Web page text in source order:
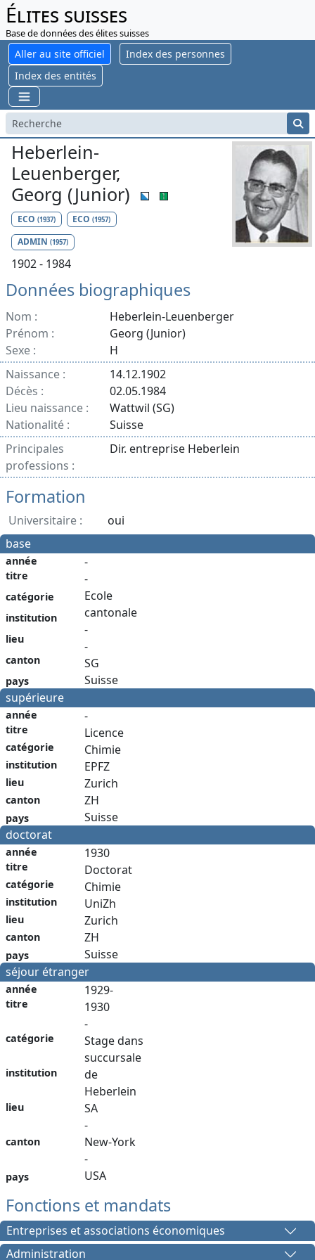
Élites suisses
Base de données des élites suisses
Aller au site officiel
Index des personnes
Index des entités
Heberlein-
Leuenberger,
Georg (Junior)
ECO (1937) ECO(1957)
ADMIN (1957)
1902 - 1984
Données biographiques
Nom :
Heberlein-Leuenberger
Prénom :
Georg (Junior)
Sexe :
H
Naissance :
14.12.1902
Décès :
02.05.1984
Lieu naissance :
Wattwil (SG)
Nationalité :
Suisse
Principales
professions :
Dir. entreprise Heberlein
Formation
Universitaire :
oui
base
année
titre
catégorie
institution
lieu
canton
pays
-
-
Ecole
cantonale
-
-
SG
Suisse
supérieure
année
titre
catégorie
institution
lieu
canton
pays
-
Licence
Chimie
EPFZ
Zurich
ZH
Suisse
doctorat
année
titre
catégorie
institution
lieu
canton
pays
1930
Doctorat
Chimie
UniZh
Zurich
ZH
Suisse
séjour étranger
année
titre
catégorie
institution
lieu
canton
pays
1929-
1930
-
Stage dans
succursale
de
Heberlein
SA
-
New-York
-
USA
Fonctions et mandats
Entreprises et associations économiques
Administration